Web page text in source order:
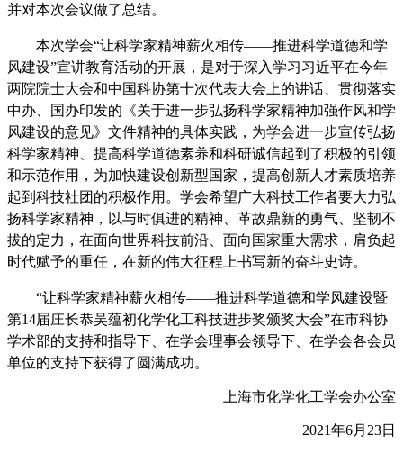
并对本次会议做了总结。
本次学会“让科学家精神薪火相传——推进科学道德和学
风建设”宣讲教育活动的开展，是对于深入学习习近平在今年
两院院士大会和中国科协第十次代表大会上的讲话、贯彻落实
中办、国办印发的《关于进一步弘扬科学家精神加强作风和学
风建设的意见》文件精神的具体实践，为学会进一步宣传弘扬
科学家精神、提高科学道德素养和科研诚信起到了积极的引领
和示范作用，为加快建设创新型国家，提高创新人才素质培养
起到科技社团的积极作用。学会希望广大科技工作者要大力弘
扬科学家精神，以与时俱进的精神、革故鼎新的勇气、坚韧不
拔的定力，在面向世界科技前沿、面向国家重大需求，肩负起
时代赋予的重任，在新的伟大征程上书写新的奋斗史诗。
“让科学家精神薪火相传——推进科学道德和学风建设暨
第14届庄长恭吴蕴初化学化工科技进步奖颁奖大会”在市科协
学术部的支持和指导下、在学会理事会领导下、在学会各会员
单位的支持下获得了圆满成功。
上海市化学化工学会办公室
2021年6月 23日